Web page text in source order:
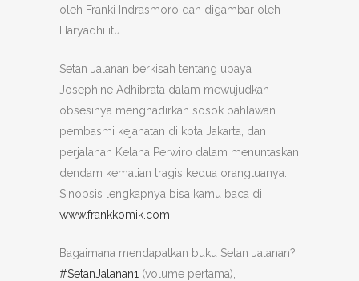
oleh Franki Indrasmoro dan digambar oleh
Haryadhi itu.
Setan Jalanan berkisah tentang upaya
Josephine Adhibrata dalam mewujudkan
obsesinya menghadirkan sosok pahlawan
pembasmi kejahatan di kota Jakarta, dan
perjalanan Kelana Perwiro dalam menuntaskan
dendam kematian tragis kedua orangtuanya.
Sinopsis lengkapnya bisa kamu baca di
www.frankkomik.com
Bagaimana mendapatkan buku Setan Jalanan?
#SetanJalanan1 (volume pertama),